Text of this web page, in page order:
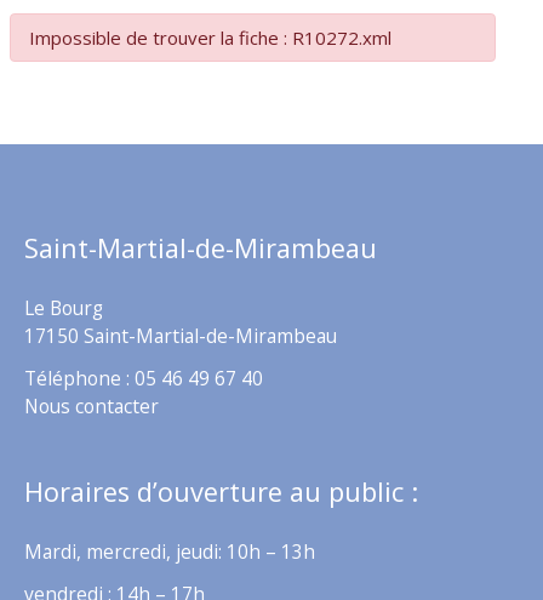
Impossible de trouver la fiche : R10272.xml
Saint-Martial-de-Mirambeau
Le Bourg
17150 Saint-Martial-de-Mirambeau
Téléphone : 05 46 49 67 40
Nous contacter
Horaires d’ouverture au public :
Mardi, mercredi, jeudi: 10h – 13h
vendredi : 14h – 17h